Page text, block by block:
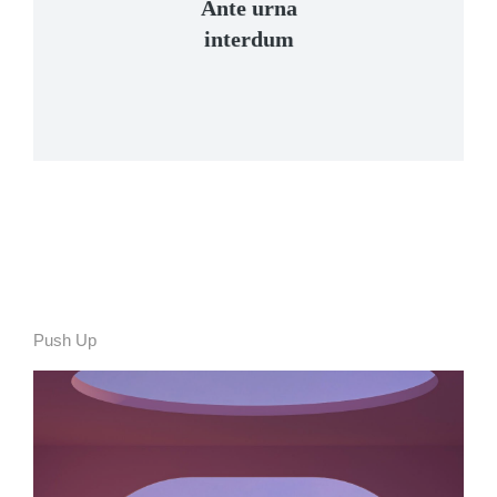
Ante urna
interdum
View Details
Push Up